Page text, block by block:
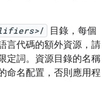
/
目錄，每個
言代碼的額外資源，請
定詞。資源目錄的名稱
命名配置，否則應用程